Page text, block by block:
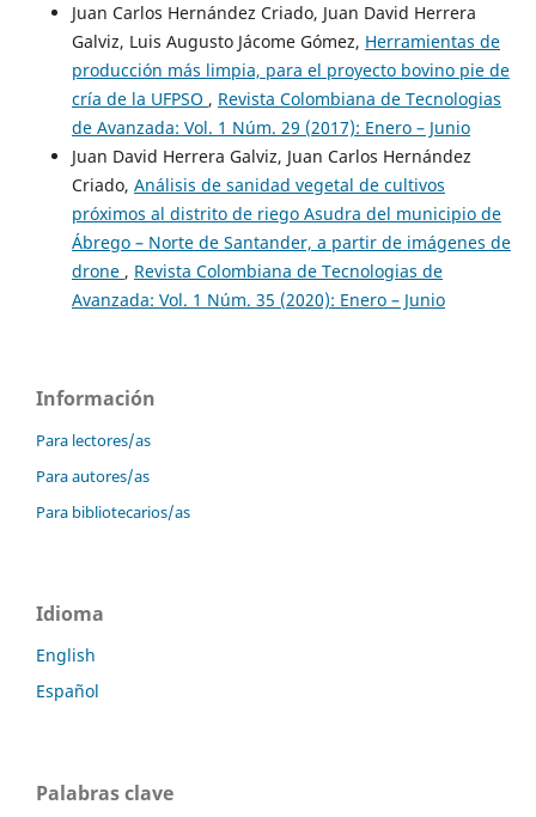
Juan Carlos Hernández Criado, Juan David Herrera
Galviz, Luis Augusto Jácome Gómez, Herramientas de
producción más limpia, para el proyecto bovino pie de
cría de la UFPSO , Revista Colombiana de Tecnologias
de Avanzada: Vol. 1 Núm. 29 (2017): Enero – Junio
Juan David Herrera Galviz, Juan Carlos Hernández
Criado, Análisis de sanidad vegetal de cultivos
próximos al distrito de riego Asudra del municipio de
Ábrego – Norte de Santander, a partir de imágenes de
drone , Revista Colombiana de Tecnologias de
Avanzada: Vol. 1 Núm. 35 (2020): Enero – Junio
Información
Para lectores/as
Para autores/as
Para bibliotecarios/as
Idioma
English
Español
Palabras clave